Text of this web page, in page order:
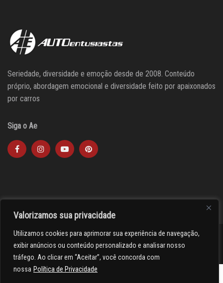
Valorizamos sua privacidade
Utilizamos cookies para aprimorar sua experiência de navegação,
exibir anúncios ou conteúdo personalizado e analisar nosso
tráfego. Ao clicar em “Aceitar”, você concorda com
nossa Política de Privacidade
Seriedade, diversidade e emoção desde de 2008. Conteúdo
próprio, abordagem emocional e diversidade feito por apaixonados
por carros
Siga o Ae
><(((º> 17